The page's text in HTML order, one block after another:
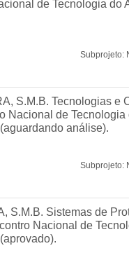
de Tecnologia do
Subprojeto:
S.M.B. Tecnologias e
Nacional de Tecnologia
análise).
Subprojeto:
S.M.B. Sistemas de
Nacional de